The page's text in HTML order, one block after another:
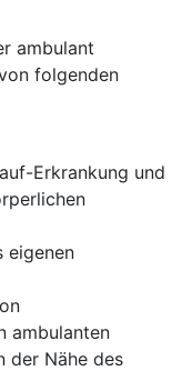
ambulant
folgenden
Erkrankung und
eigenen
ambulanten
der Nähe des